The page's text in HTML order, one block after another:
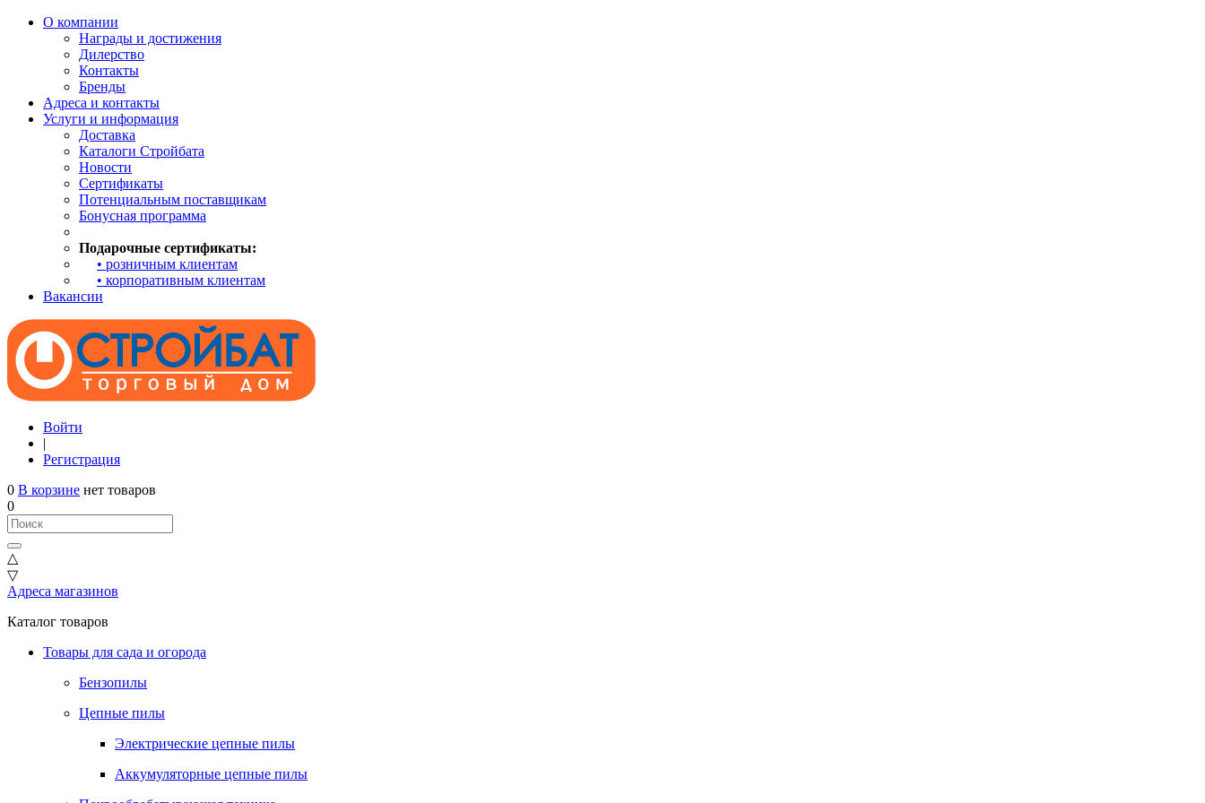
О компании
Награды и достижения
Дилерство
Контакты
Бренды
Адреса и контакты
Услуги и информация
Доставка
Каталоги Стройбата
Новости
Сертификаты
Потенциальным поставщикам
Бонусная программа
Подарочные сертификаты:
• розничным клиентам
• корпоративным клиентам
Вакансии
Войти
|
Регистрация
0 В корзине нет товаров
0
△
▽
Адреса магазинов
Каталог товаров
Товары для сада и огорода
Бензопилы
Цепные пилы
Электрические цепные пилы
Аккумуляторные цепные пилы